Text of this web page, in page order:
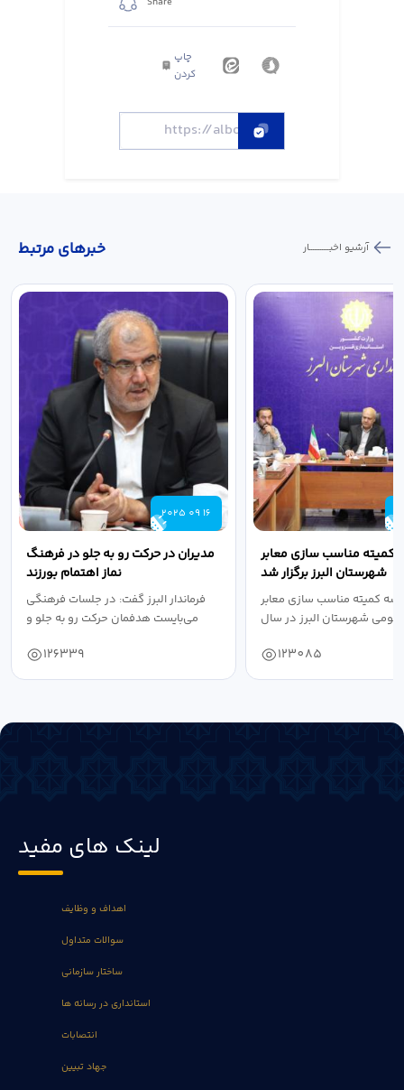
چاپ
کردن
خبر‌های مرتبط آرشیو اخبـــــــــــار
2025 09 16
مدیران در حرکت رو به جلو در فرهنگ
نماز اهتمام بورزند
فرماندار البرز گفت: در جلسات فرهنگی
می‌بایست هدفمان حرکت رو به جلو و
126339
کمیته مناسب سازی معابر
شهرستان البرز برگزار شد
کمیته مناسب سازی معابر
شهرستان البرز در سال
123085
لینک های مفید
اهداف و وظایف
سوالات متداول
ساختار سازمانی
استانداری در رسانه ها
انتصابات
جهاد تبیین